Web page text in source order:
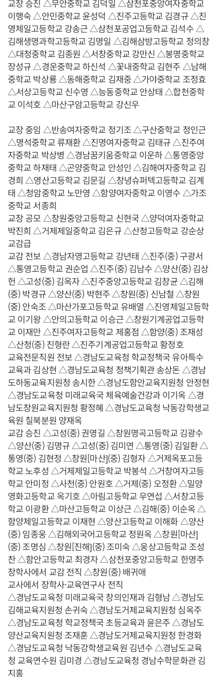
교장 승진 △무안중학교 김덕일 △삼천포중앙여자중학교
이행숙 △안민중학교 윤성덕 △진주고등학교 김경규 △진
영제일고등학교 강송근 △삼천포공업고등학교 김석수 △
김해생명과학고등학교 김명일 △김해삼방고등학교 정의창
△대청중학교 김종원 △서창중학교 강만신 △봉명중학교
장성규 △경운중학교 하신석 △꽃내중학교 김현주 △남해
중학교 박상룡 △동해중학교 김재중 △가야중학교 조정효
△서상고등학교 신수영 △능동중학교 안상태 △합천중학
교 이석호 △마산구암고등학교 강신우
교장 중임 △반송여자중학교 정기조 △구산중학교 정인근
△명석중학교 류재환 △진명여자중학교 김태규 △진주여
자중학교 박상병 △경남꿈키움중학교 이운하 △통영중앙
중학교 하재태 △곤양중학교 안성인 △김해여자중학교 김
경희 △영산고등학교 김문길 △창녕슈퍼텍고등학교 김계
태 △청암중학교 노만영 △함양여자중학교 이영수 △가조
중학교 서종희
교장 공모 △창원중앙고등학교 신현국 △양덕여자중학교
박진희 △거제제일중학교 김은규 △산청고등학교 강순상
교감급
교감 전보 △경남자영고등학교 강년태 △진주(중) 구광서
△통영고등학교 권순업 △진주(중) 김남수 △양산(중) 김상
헌 △고성(중) 김옥자 △진주중앙고등학교 김창균 △김해
(중) 박경규 △양산(중) 박현주 △창원(중) 신남철 △창원
(중) 안숙조 △마산가포고등학교 유배열 △진영제일고등학
교 이기왕 △안의고등학교 이승근 △창원기계공업고등학
교 이재만 △진주여자고등학교 제홍점 △함양(중) 조재성
△산청(중) 진형란 △진주기계공업고등학교 황정호
교육전문직원 전보 △경남도교육청 학교정책국 유아특수
교육과 김상현 △경남도교육청 정책기획관 송상돈 △경남
도하동교육지원청 송시한 △경남도함안교육지원청 안정현
△경남도교육청 미래교육국 체육예술건강과 이기옥 △경
남도창원교육지원청 황정혜 △경남도교육청 낙동강학생교
육원 칠북분원 양재옥
교감 승진 △고성(중) 권영길 △창원명곡고등학교 김광수
△양산(중) 김명규 △고성(중) 김미연 △통영(중) 김일환 △
통영(중) 김현정 △창원[마산](중) 김형자 △거제옥포고등
학교 노후성 △거제제일고등학교 박봉석 △거창여자고등
학교 안미정 △사천(중) 안원호 △거제(중) 오정환 △밀양
영화고등학교 옥기호 △아림고등학교 우연섭 △서창고등
학교 이광환 △마산고등학교 이상근 △김해(중) 이순옥 △
함양제일고등학교 이재현 △양산고등학교 이해화 △양산
(중) 임종웅 △김해외국어고등학교 정원옥 △창원[마산]
(중) 조명심 △창원[진해](중) 조미숙 △웅상고등학교 조성
찬 △함안고등학교 최경자 △삼천포중앙고등학교 한명주
장학사에서 교감 전직 △창원(중) 배귀애
교사에서 장학사·교육연구사 전직
△경남도교육청 미래교육국 창의인재과 김형남 △경남도
김해교육지원청 손귀숙 △경남도거제교육지원청 심옥주
△경남도교육청 학교정책국 초등교육과 윤은주 △경남도
양산교육지원청 조재훈 △경남도거제교육지원청 한경화
△경남도교육청 낙동강학생교육원 김년수 △경남도교육
청 교육연수원 김미경 △경남도교육청 경남수학문화관 김
지홍